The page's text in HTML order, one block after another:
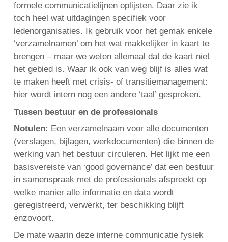
formele communicatielijnen oplijsten. Daar zie ik
toch heel wat uitdagingen specifiek voor
ledenorganisaties. Ik gebruik voor het gemak enkele
‘verzamelnamen’ om het wat makkelijker in kaart te
brengen – maar we weten allemaal dat de kaart niet
het gebied is. Waar ik ook van weg blijf is alles wat
te maken heeft met crisis- of transitiemanagement:
hier wordt intern nog een andere ‘taal’ gesproken.
Tussen bestuur en de professionals
Notulen: Een verzamelnaam voor alle documenten
(verslagen, bijlagen, werkdocumenten) die binnen de
werking van het bestuur circuleren. Het lijkt me een
basisvereiste van ‘good governance’ dat een bestuur
in samenspraak met de professionals afspreekt op
welke manier alle informatie en data wordt
geregistreerd, verwerkt, ter beschikking blijft
enzovoort.
De mate waarin deze interne communicatie fysiek